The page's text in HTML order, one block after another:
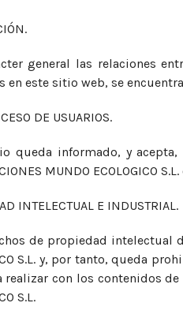
general las relaciones
en este sitio web, se
DE USUARIOS.
queda informado, y
MUNDO ECOLOGICO
INTELECTUAL E INDUSTRIAL.
de propiedad intelectual
S.L. y, por tanto, queda
realizar con los contenidos de
S.L.